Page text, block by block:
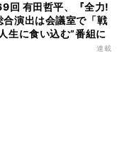
回 有田哲平、『全力!
合演出は会議室で「戦
生に食い込む”番組に
連載